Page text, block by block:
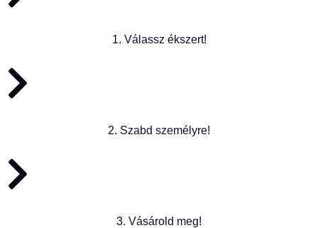
1. Válassz ékszert!
2. Szabd személyre!
3. Vásárold meg!